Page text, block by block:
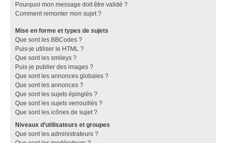
Pourquoi mon message doit être validé ?
Comment remonter mon sujet ?
Mise en forme et types de sujets
Que sont les BBCodes ?
Puis-je utiliser le HTML ?
Que sont les smileys ?
Puis-je publier des images ?
Que sont les annonces globales ?
Que sont les annonces ?
Que sont les sujets épinglés ?
Que sont les sujets verrouillés ?
Que sont les icônes de sujet ?
Niveaux d’utilisateurs et groupes
Que sont les administrateurs ?